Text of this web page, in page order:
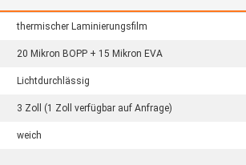
thermischer Laminierungsfilm
20 Mikron BOPP + 15 Mikron EVA
Lichtdurchlässig
3 Zoll (1 Zoll verfügbar auf Anfrage)
weich